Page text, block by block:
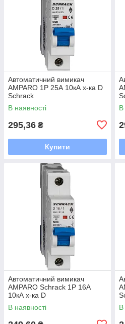
Автоматичний вимикач
AMPARO 1P 25А 10кА х-ка D
Schrack
В наявності
295,36 ₴
Купити
В
Автоматичний вимикач
AMPARO Schrack 1P 16А
10кА х-ка D
В наявності
В